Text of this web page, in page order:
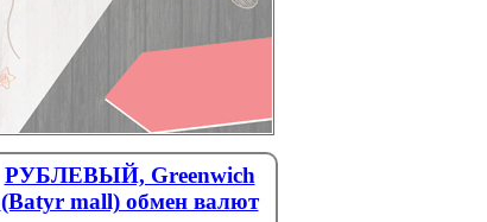
РУБЛЕВЫЙ, Greenwich
(Batyr mall) обмен валют